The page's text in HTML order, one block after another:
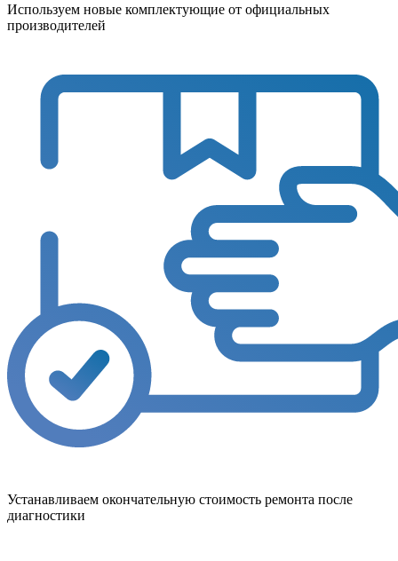
Используем новые комплектующие от официальных
производителей
Устанавливаем окончательную стоимость ремонта после
диагностики